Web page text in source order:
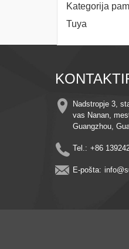
Kategorija
Tuya
Nadstropje 3,
vas Nanan,
Guangzhou,
Tel.: +86
E-pošta: